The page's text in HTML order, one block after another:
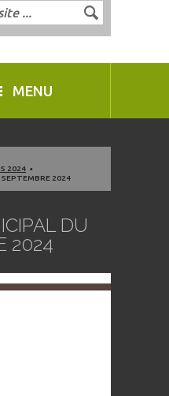
MENU
2024
SEPTEMBRE 2024
DU
2024